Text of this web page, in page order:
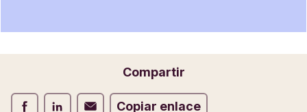
a
d
e
Correo electrónicoCompartir
Compartir Facebook
Compartir LinkedIn
Compartir Correo electrónico
Copiar enlace